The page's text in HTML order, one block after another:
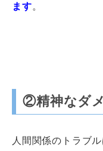
ます。
②精神なダ
人間関係のトラブ